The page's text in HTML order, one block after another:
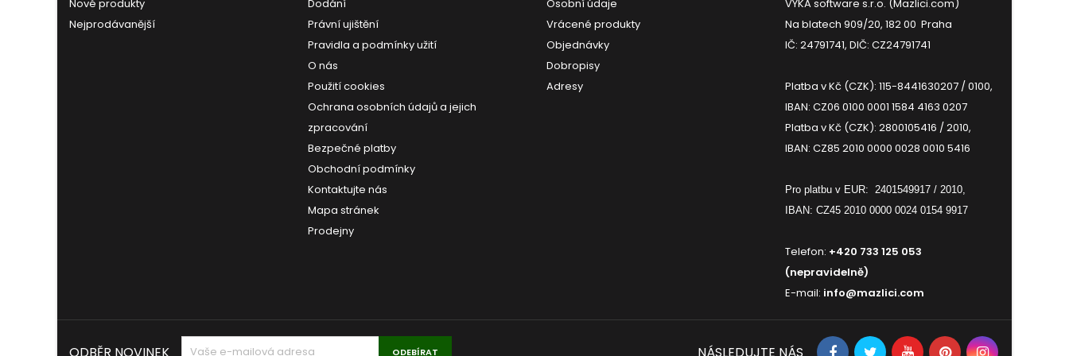
Nové produkty
Nejprodávanější
Dodání
Právní ujištění
Pravidla a podmínky užití
O nás
Použití cookies
Ochrana osobních údajů a jejich
zpracování
Bezpečné platby
Obchodní podmínky
Kontaktujte nás
Mapa stránek
Prodejny
Osobní údaje
Vrácené produkty
Objednávky
Dobropisy
Adresy
VYKA software s.r.o. (Mazlici.com)
Na blatech 909/20, 182 00 Praha
IČ: 24791741, DIČ: CZ24791741
Platba v Kč (CZK): 115-8441630207 / 0100,
IBAN: CZ06 0100 0001 1584 4163 0207
Platba v Kč (CZK): 2800105416 / 2010,
IBAN: CZ85 2010 0000 0028 0010 5416
Pro platbu v EUR: 2401549917 / 2010,
IBAN: CZ45 2010 0000 0024 0154 9917
Telefon: +420 733 125 053
(nepravidelně)
E-mail: info@mazlici.com